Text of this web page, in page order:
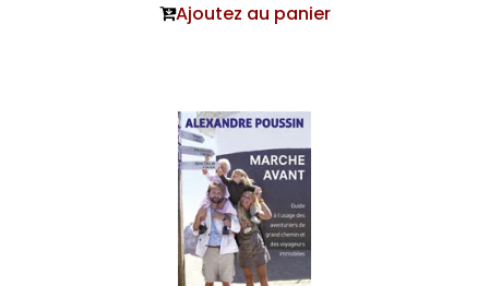
Ajoutez au panier